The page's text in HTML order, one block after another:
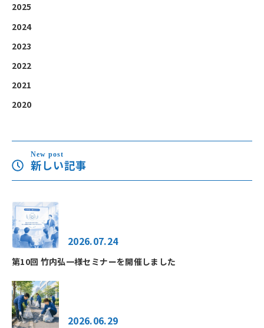
2025
2024
2023
2022
2021
2020
New post
新しい記事
2026.07.24
第10回 竹内弘一様セミナーを開催しました
2026.06.29